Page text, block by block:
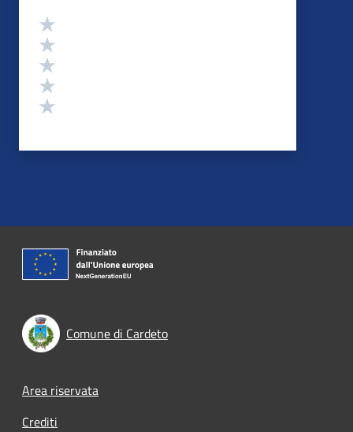
Valutazione
Comune di Cardeto
Footer menu
Area riservata
Crediti